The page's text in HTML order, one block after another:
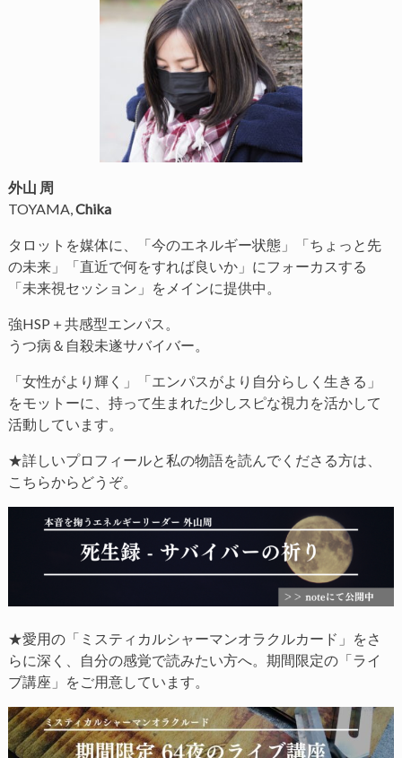
外山 周
TOYAMA,Chika
タロットを媒体に、「今のエネルギー状態」「ちょっと先
の未来」「直近で何をすれば良いか」にフォーカスする
「未来視セッション」をメインに提供中。
強HSP＋共感型エンパス。
うつ病＆自殺未遂サバイバー。
「女性がより輝く」「エンパスがより自分らしく生きる」
をモットーに、持って生まれた少しスピな視力を活かして
活動しています。
★詳しいプロフィールと私の物語を読んでくださる方は、
こちらからどうぞ。
★愛用の「ミスティカルシャーマンオラクルカード」をさ
らに深く、自分の感覚で読みたい方へ。期間限定の「ライ
ブ講座」をご用意しています。